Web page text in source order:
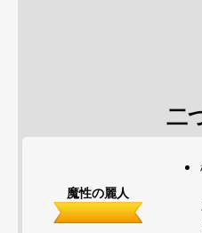
二
魔性の麗人